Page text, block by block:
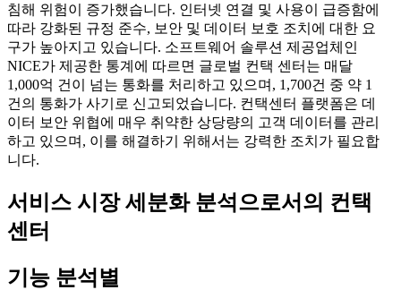
침해 위험이 증가했습니다. 인터넷 연결 및 사용이 급증함에
따라 강화된 규정 준수, 보안 및 데이터 보호 조치에 대한 요
구가 높아지고 있습니다. 소프트웨어 솔루션 제공업체인
NICE가 제공한 통계에 따르면 글로벌 컨택 센터는 매달
1,000억 건이 넘는 통화를 처리하고 있으며, 1,700건 중 약 1
건의 통화가 사기로 신고되었습니다. 컨택센터 플랫폼은 데
이터 보안 위협에 매우 취약한 상당량의 고객 데이터를 관리
하고 있으며, 이를 해결하기 위해서는 강력한 조치가 필요합
니다.
서비스 시장 세분화 분석으로서의 컨택
센터
기능 분석별